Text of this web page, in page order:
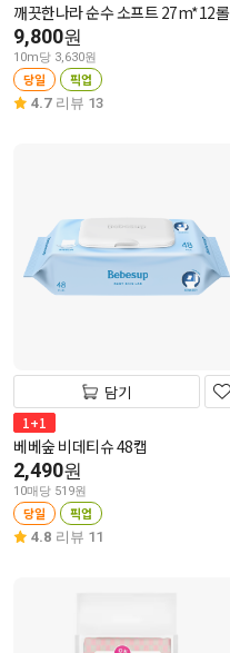
깨끗한나라 순수 소프트 27m*12롤
9,800원
10m당 3,630원
당일 픽업
4.7 리뷰 13
담기
1+1
베베숲 비데티슈 48캡
2,490원
10매당 519원
당일 픽업
4.8 리뷰 11